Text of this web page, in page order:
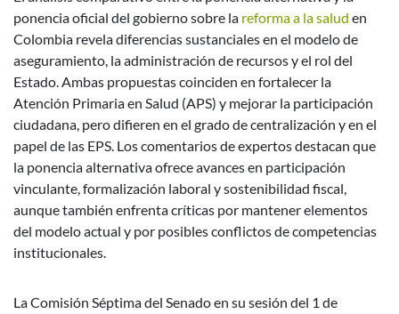
ponencia oficial del gobierno sobre la reforma a la salud en
Colombia revela diferencias sustanciales en el modelo de
aseguramiento, la administración de recursos y el rol del
Estado. Ambas propuestas coinciden en fortalecer la
Atención Primaria en Salud (APS) y mejorar la participación
ciudadana, pero difieren en el grado de centralización y en el
papel de las EPS. Los comentarios de expertos destacan que
la ponencia alternativa ofrece avances en participación
vinculante, formalización laboral y sostenibilidad fiscal,
aunque también enfrenta críticas por mantener elementos
del modelo actual y por posibles conflictos de competencias
institucionales.
La Comisión Séptima del Senado en su sesión del 1 de